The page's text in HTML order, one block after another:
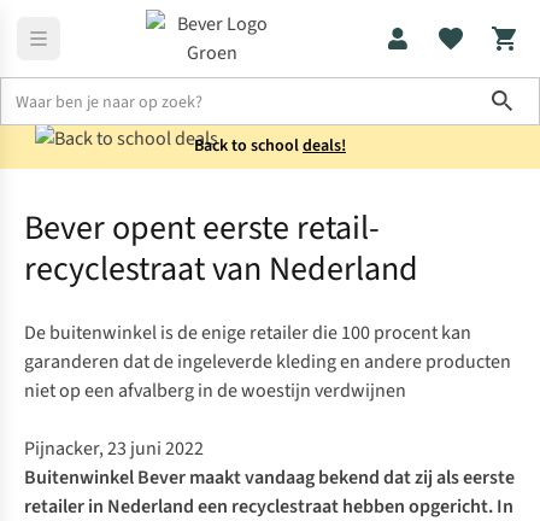
Back to schooldeals!
Bever opent eerste retail-
recyclestraat van Nederland
De buitenwinkel is de enige retailer die 100 procent kan
garanderen dat de ingeleverde kleding en andere producten
niet op een afvalberg in de woestijn verdwijnen
Pijnacker, 23 juni 2022
Buitenwinkel Bevermaakt vandaag bekend dat zij als eerste
retailer in Nederland een recyclestraat hebben opgericht. In